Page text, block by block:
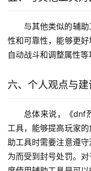
与其他类似的辅
性和可靠性，能够更
自动战斗和调整属性等
六、个人观点与建
总体来说，《dnf
工具，能够提高玩家
助工具时需要注意遵
为而受到封号处罚。